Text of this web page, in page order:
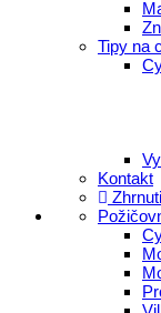
Tipy na
Kontakt